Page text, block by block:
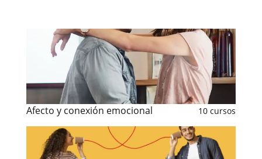
Afecto y conexión emocional 10 cursos